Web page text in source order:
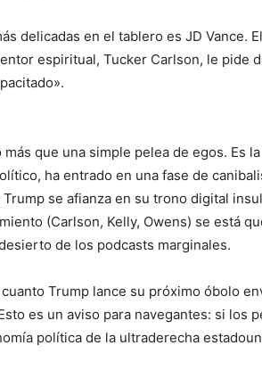
delicadas en el tablero es JD Vance.
espiritual, Tucker Carlson, le pide
que una simple pelea de egos. Es
ha entrado en una fase de
se afianza en su trono digital
(Carlson, Kelly, Owens) se está
de los podcasts marginales.
Trump lance su próximo óbolo
es un aviso para navegantes: si los
política de la ultraderecha